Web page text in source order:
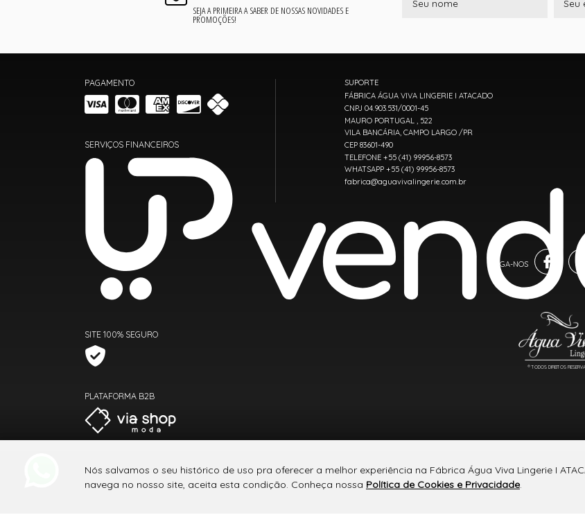
SEJA A PRIMEIRA A SABER DE NOSSAS NOVIDADES E
PROMOÇÕES!
PAGAMENTO
SERVIÇOS FINANCEIROS
SITE 100% SEGURO
PLATAFORMA B2B
SUPORTE
FÁBRICA ÁGUA VIVA LINGERIE I ATACADO
CNPJ 04.903.531/0001-45
MAURO PORTUGAL , 522
VILA BANCÁRIA, CAMPO LARGO /PR
CEP 83601-490
TELEFONE +55 (41) 99956-8573
WHATSAPP +55 (41) 99956-8573
fabrica@aguavivalingerie.com.br
® TODOS DIREITOS
Nós salvamos o seu histórico de uso pra oferecer a melhor experiência na Fábrica Água Viva Lingerie I
navega no nosso site, aceita esta condição. Conheça nossa Política de Cookies e Privacidade.